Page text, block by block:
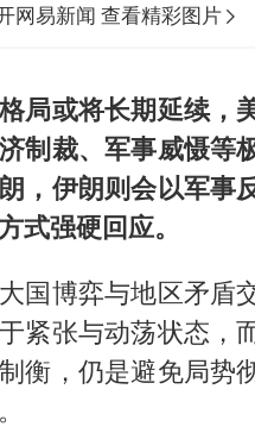
网易新闻 查看精彩图片
局或将长期延续，
制裁、军事威慑等
，伊朗则会以军事
式强硬回应。
国博弈与地区矛盾
紧张与动荡状态，
衡，仍是避免局势